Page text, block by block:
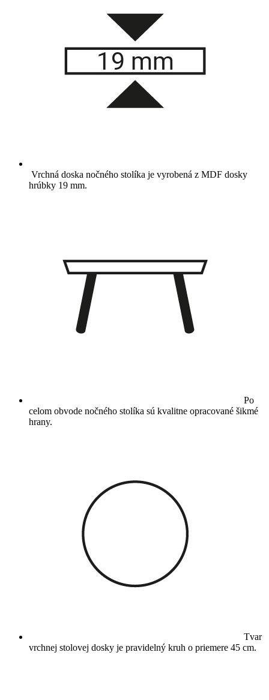
Vrchná doska nočného stolíka je vyrobená z MDF dosky
hrúbky 19 mm.
Po
celom obvode nočného stolíka sú kvalitne opracované šikmé
hrany.
Tvar
vrchnej stolovej dosky je pravidelný kruh o priemere 45 cm.